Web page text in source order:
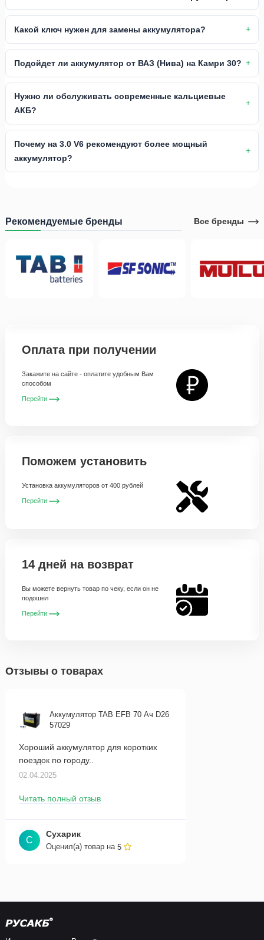
Какой ключ нужен для замены аккумулятора?
Подойдет ли аккумулятор от ВАЗ (Нива) на Камри 30?
Нужно ли обслуживать современные кальциевые
АКБ?
Почему на 3.0 V6 рекомендуют более мощный
аккумулятор?
Рекомендуемые бренды Все бренды
Оплата при получении
Закажите на сайте - оплатите удобным Вам
способом
Перейти
Поможем установить
Установка аккумуляторов от 400 рублей
Перейти
14 дней на возврат
Вы можете вернуть товар по чеку, если он не
подошел
Перейти
Отзывы о товарах
Аккумулятор TAB EFB 70 Ач D26
57029
Хороший аккумулятор для коротких
поездок по городу..
02.04.2025
Читать полный отзыв
С
Сухарик
Оценил(а) товар на5